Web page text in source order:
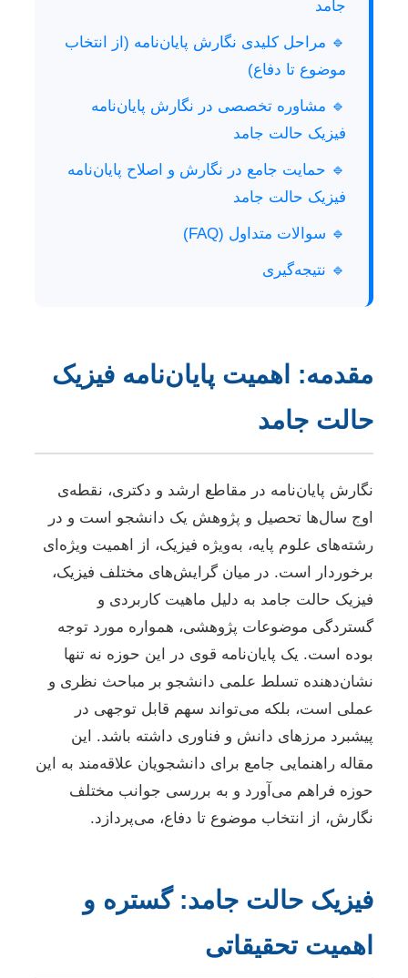
جامد
🔹 مراحل کلیدی نگارش پایان‌نامه (از انتخاب
موضوع تا دفاع)
🔹 مشاوره تخصصی در نگارش پایان‌نامه
فیزیک حالت جامد
🔹 حمایت جامع در نگارش و اصلاح پایان‌نامه
فیزیک حالت جامد
🔹 سوالات متداول (FAQ)
🔹 نتیجه‌گیری
مقدمه: اهمیت پایان‌نامه فیزیک
حالت جامد
نگارش پایان‌نامه در مقاطع ارشد و دکتری، نقطه‌ی
اوج سال‌ها تحصیل و پژوهش یک دانشجو است و در
رشته‌های علوم پایه، به‌ویژه فیزیک، از اهمیت ویژه‌ای
برخوردار است. در میان گرایش‌های مختلف فیزیک،
فیزیک حالت جامد به دلیل ماهیت کاربردی و
گستردگی موضوعات پژوهشی، همواره مورد توجه
بوده است. یک پایان‌نامه قوی در این حوزه نه تنها
نشان‌دهنده تسلط علمی دانشجو بر مباحث نظری و
عملی است، بلکه می‌تواند سهم قابل توجهی در
پیشبرد مرزهای دانش و فناوری داشته باشد. این
مقاله راهنمایی جامع برای دانشجویان علاقه‌مند به این
حوزه فراهم می‌آورد و به بررسی جوانب مختلف
نگارش، از انتخاب موضوع تا دفاع، می‌پردازد.
فیزیک حالت جامد: گستره و
اهمیت تحقیقاتی